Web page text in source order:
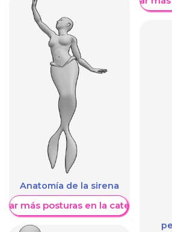
Anatomía de la sirena
más posturas en la categoría